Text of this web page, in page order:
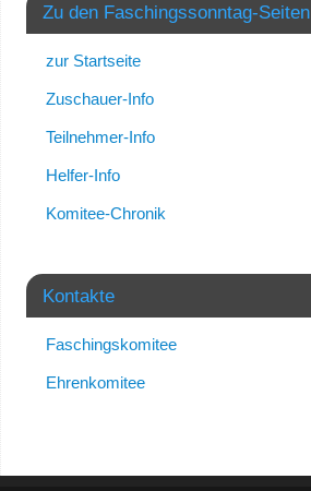
Zu den Faschingssonntag-Seiten
zur Startseite
Zuschauer-Info
Teilnehmer-Info
Helfer-Info
Komitee-Chronik
Kontakte
Faschingskomitee
Ehrenkomitee